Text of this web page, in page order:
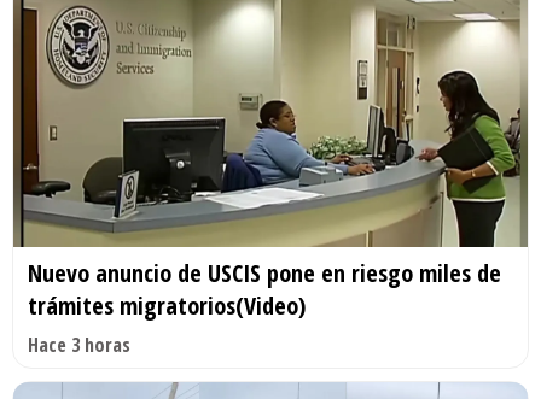
Nuevo anuncio de USCIS pone en riesgo miles de
trámites migratorios(Video)
Hace 3 horas